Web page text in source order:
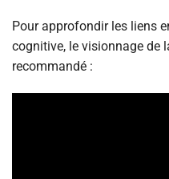
Pour approfondir les liens
cognitive, le visionnage de
recommandé :